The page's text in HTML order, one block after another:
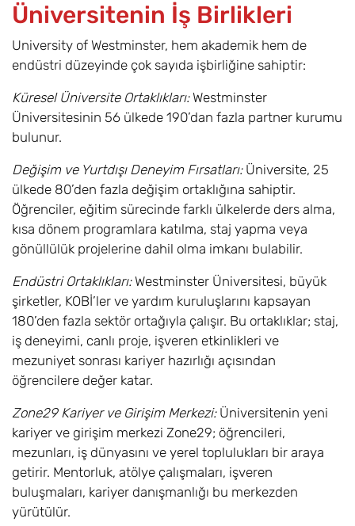
Intelligence Bsc
Biyokimya /
Biochemistry Bsc
6,8 Eylül £17.600
Biyolojik Bilimler /
Biological
Sciences Bsc
6,8 Eylül
Biyomedikal Bilimi
/ Biomedical
Sciences Bsc
6,8 Eylül £17.600
İşletme Bilişimi /
Computing Bsc
6,8 Eylül
İşletme Yönetimi /
Business
Management (BA
Hons)
6,8 Eylül £17.600
İşletme Yönetimi (
Dijital İşletme) /
Business
Management
(Digital Business)
BA
6,8 Eylül £17.600
Üniversitenin İş Birlikleri
University of Westminster, hem akademik hem de
endüstri düzeyinde çok sayıda işbirliğine sahiptir:
Küresel Üniversite Ortaklıkları:Westminster
Üniversitesinin 56 ülkede 190’dan fazla partner kurumu
bulunur.
Değişim ve Yurtdışı Deneyim Fırsatları:Üniversite, 25
ülkede 80’den fazla değişim ortaklığına sahiptir.
Öğrenciler, eğitim sürecinde farklı ülkelerde ders alma,
kısa dönem programlara katılma, staj yapma veya
gönüllülük projelerine dahil olma imkanı bulabilir.
Endüstri Ortaklıkları:Westminster Üniversitesi, büyük
şirketler, KOBİ’ler ve yardım kuruluşlarını kapsayan
180’den fazla sektör ortağıyla çalışır. Bu ortaklıklar; staj,
iş deneyimi, canlı proje, işveren etkinlikleri ve
mezuniyet sonrası kariyer hazırlığı açısından
öğrencilere değer katar.
Zone29 Kariyer ve Girişim Merkezi:Üniversitenin yeni
kariyer ve girişim merkezi Zone29; öğrencileri,
mezunları, iş dünyasını ve yerel toplulukları bir araya
getirir. Mentorluk, atölye çalışmaları, işveren
buluşmaları, kariyer danışmanlığı bu merkezden
yürütülür.